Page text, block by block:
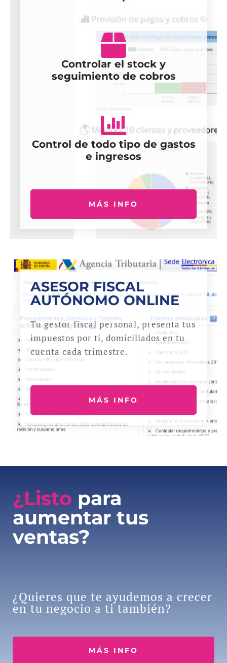
Controlar el stock y
seguimiento de cobros
Control de todo tipo de gastos
e ingresos
MÁS INFO
ASESOR FISCAL
AUTÓNOMO ONLINE
Tu gestor fiscal personal, presenta tus
impuestos por ti, domiciliados en tu
cuenta cada trimestre.
MÁS INFO
¿Listo para
aumentar tus
ventas?
¿Quieres que te ayudemos a crecer
en tu negocio a ti también?
MÁS INFO